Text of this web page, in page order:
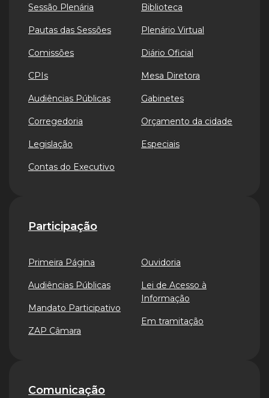
Sessão Plenária
Pautas das Sessões
Comissões
CPIs
Audiências Públicas
Corregedoria
Legislação
Contas do Executivo
Biblioteca
Plenário Virtual
Diário Oficial
Mesa Diretora
Gabinetes
Orçamento da cidade
Especiais
Participação
Primeira Página
Audiências Públicas
Mandato Participativo
ZAP Câmara
Ouvidoria
Lei de Acesso à
Informação
Em tramitação
Comunicação